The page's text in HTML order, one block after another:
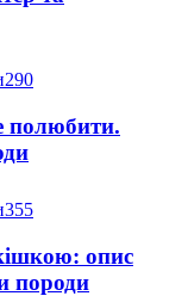
290
полюбити.
355
опис
породи